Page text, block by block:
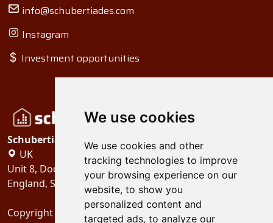
We use cookies
We use cookies and other
tracking technologies to improve
your browsing experience on our
website, to show you
personalized content and
targeted ads, to analyze our
info@schubertiades.com
Instagram
Investment opportunities
Schubertiades, Ltd.
UK
Unit 8, Dock Offices, Surrey Quays Road, London
England, SE16 2XU
Copyright 2024 Schubertiades, Ltd.